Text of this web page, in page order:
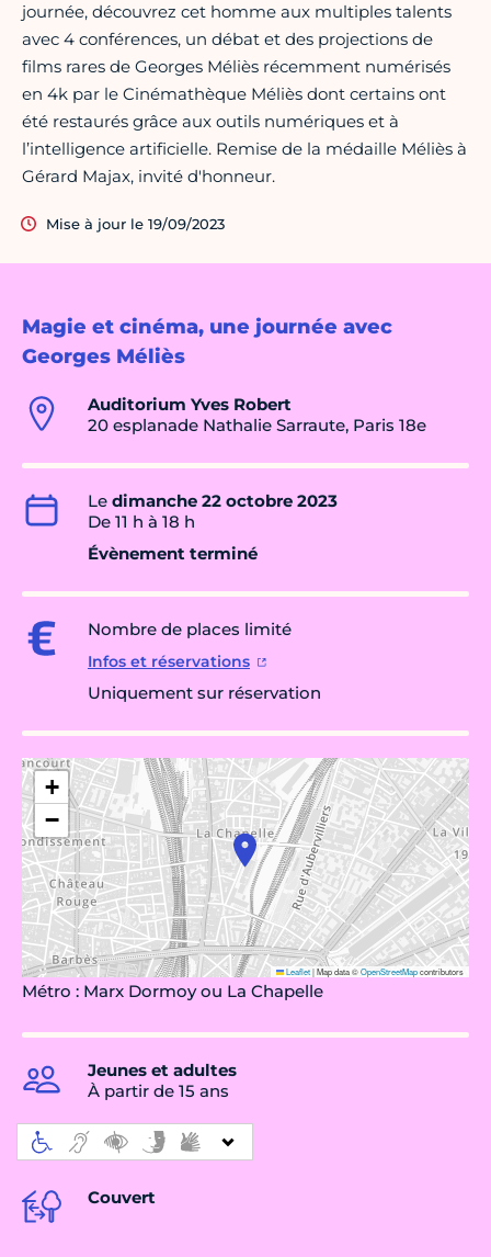
Magie et cinéma, une journée avec
Georges Méliès
Auditorium Yves Robert
20 esplanade Nathalie Sarraute, Paris 18e
Le dimanche 22 octobre 2023
De 11 h à 18 h
Évènement terminé
Nombre de places limité
Infos et réservations
Uniquement sur réservation
+
−
Leaflet|Map data ©OpenStreetMapcontributors
Métro : Marx Dormoy ou La Chapelle
Jeunes et adultes
À partir de 15 ans
Couvert
journée, découvrez cet homme aux multiples talents
avec 4 conférences, un débat et des projections de
films rares de Georges Méliès récemment numérisés
en 4k par le Cinémathèque Méliès dont certains ont
été restaurés grâce aux outils numériques et à
l’intelligence artificielle. Remise de la médaille Méliès à
Gérard Majax, invité d'honneur.
Mise à jour le 19/09/2023